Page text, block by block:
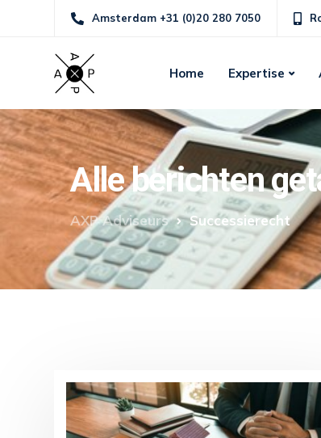
Amsterdam +31 (0)20 280 7050
Home Expertise
Alle berichten
AXP Adviseurs Successierecht